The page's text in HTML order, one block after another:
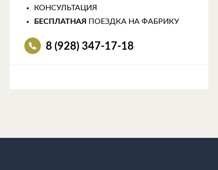
КОНСУЛЬТАЦИЯ
БЕСПЛАТНАЯ
ПОЕЗДКА НА ФАБРИКУ
8 (928) 347-17-18